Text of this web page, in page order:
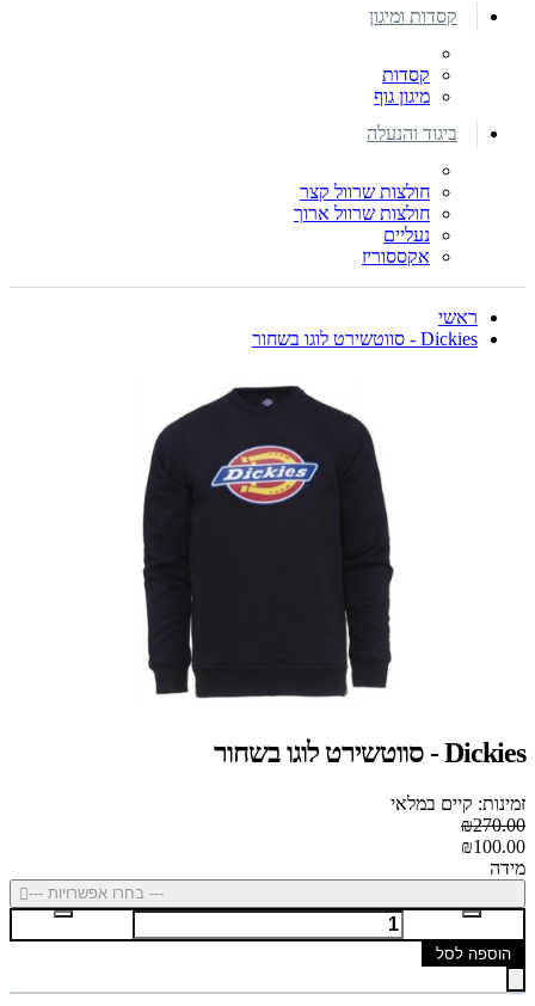
קסדות ומיגון
קסדות
מיגון גוף
ביגוד והנעלה
חולצות שרוול קצר
חולצות שרוול ארוך
נעליים
אקססוריז
ראשי
Dickies - סווטשירט לוגו בשחור
Dickies - סווטשירט לוגו בשחור
זמינות: קיים במלאי
₪270.00
₪100.00
מידה
--- בחרו אפשרויות ---
הוספה לסל